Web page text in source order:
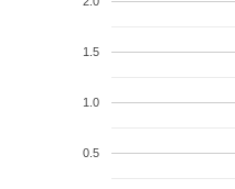
0.5
1.0
1.5